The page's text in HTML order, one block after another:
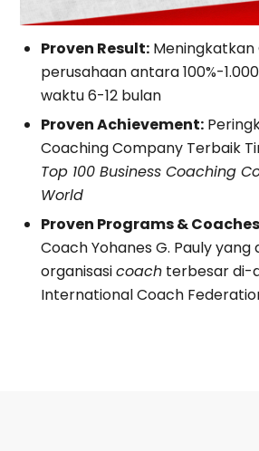
Proven Result:
perusahaan antara 100%-
waktu 6-12 bulan
Proven Achievement:
Coaching Company Terbaik
Top 100 Business Coaching
World
Proven Programs &
Coach Yohanes G. Pauly
organisasicoach terbesar di-
International Coach